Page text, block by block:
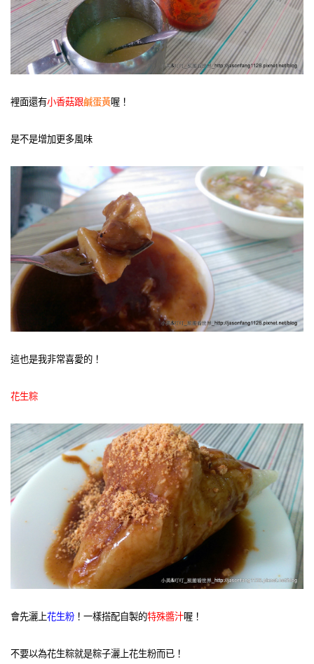
裡面還有小香菇跟鹹蛋黃喔！
是不是增加更多風味
這也是我非常喜愛的！
花生粽
會先灑上花生粉 ！一樣搭配自製的特殊醬汁喔！
不要以為花生粽就是粽子灑上花生粉而已！